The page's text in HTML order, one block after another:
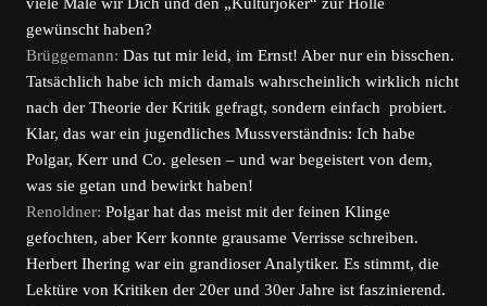
viele Male wir Dich und den „Kulturjoker“ zur Hölle
gewünscht haben?
Brüggemann: Das tut mir leid, im Ernst! Aber nur ein bisschen.
Tatsächlich habe ich mich damals wahrscheinlich wirklich nicht
nach der Theorie der Kritik gefragt, sondern einfach probiert.
Klar, das war ein jugendliches Mussverständnis: Ich habe
Polgar, Kerr und Co. gelesen – und war begeistert von dem,
was sie getan und bewirkt haben!
Renoldner: Polgar hat das meist mit der feinen Klinge
gefochten, aber Kerr konnte grausame Verrisse schreiben.
Herbert Ihering war ein grandioser Analytiker. Es stimmt, die
Lektüre von Kritiken der 20er und 30er Jahre ist faszinierend.